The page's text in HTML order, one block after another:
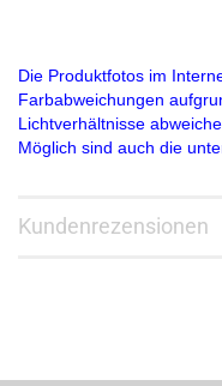
Die Produktfotos im
Farbabweichungen
Lichtverhältnisse
Möglich sind auch die
Kundenrezensionen